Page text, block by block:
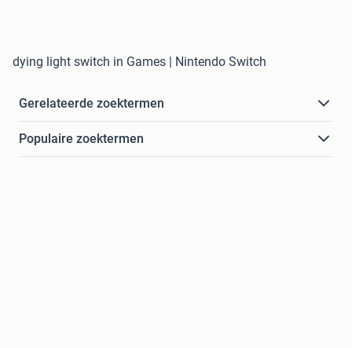
dying light switch in Games | Nintendo Switch
Gerelateerde zoektermen
Populaire zoektermen